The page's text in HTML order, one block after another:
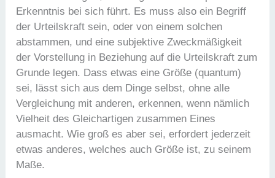
Erkenntnis bei sich führt. Es muss also ein Begriff
der Urteilskraft sein, oder von einem solchen
abstammen, und eine subjektive Zweckmäßigkeit
der Vorstellung in Beziehung auf die Urteilskraft zum
Grunde legen. Dass etwas eine Größe (quantum)
sei, lässt sich aus dem Dinge selbst, ohne alle
Vergleichung mit anderen, erkennen, wenn nämlich
Vielheit des Gleichartigen zusammen Eines
ausmacht. Wie groß es aber sei, erfordert jederzeit
etwas anderes, welches auch Größe ist, zu seinem
Maße.